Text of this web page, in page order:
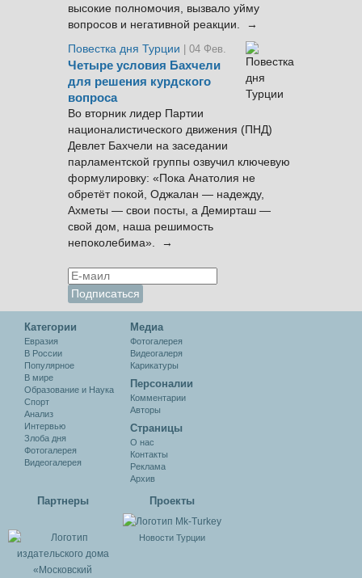
высокие полномочия, вызвало уйму
вопросов и негативной реакции. →
Повестка дня Турции | 04 Фев.
Четыре условия Бахчели
для решения курдского
вопроса
Во вторник лидер Партии
националистического движения (ПНД)
Девлет Бахчели на заседании
парламентской группы озвучил ключевую
формулировку: «Пока Анатолия не
обретёт покой, Оджалан — надежду,
Ахметы — свои посты, а Демирташ —
свой дом, наша решимость
непоколебима». →
Категории
Евразия
В России
Популярное
В мире
Образование и Наука
Спорт
Анализ
Интервью
Злоба дня
Фотогалерея
Видеогалерея
Медиа
Фотогалерея
Видеогалеря
Карикатуры
Персоналии
Комментарии
Авторы
Cтраницы
О нас
Контакты
Реклама
Архив
Партнеры Проекты
Новости Турции